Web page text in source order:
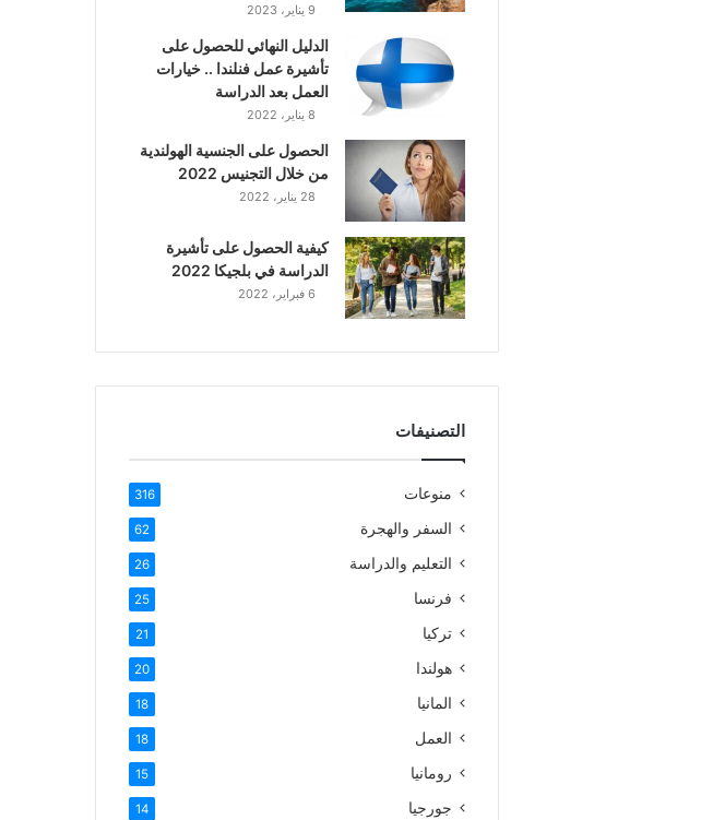
ي
ع
ر
ب
ي
ة
9 يناير، 2023
الدليل النهائي للحصول على
تأشيرة عمل فنلندا .. خيارات
العمل بعد الدراسة
8 يناير، 2022
الحصول على الجنسية الهولندية
من خلال التجنيس 2022
28 يناير، 2022
كيفية الحصول على تأشيرة
الدراسة في بلجيكا 2022
6 فبراير، 2022
التصنيفات
منوعات 316
السفر والهجرة 62
التعليم والدراسة 26
فرنسا 25
تركيا 21
هولندا 20
المانيا 18
العمل 18
رومانيا 15
جورجيا 14